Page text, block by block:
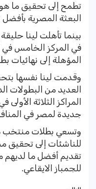
تطمح إلى تحقيق ما
البعثة المصرية
بينما تأهلت لينا
في المركز الخامس في
المؤهلة إلى نهائيات
وقدمت لينا نفسها
العديد من البطولات
المراكز الثلاثة
جديدة لمصر في
وتسعي بطلات منتخب
للناشئات إلى تحقيق
تقديم أفضل ما
للجمباز الايقاعي.